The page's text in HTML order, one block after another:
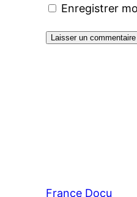
Enregistrer
France Docu